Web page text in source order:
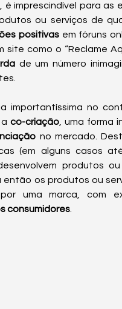
é imprescindível para as
ou serviços de
positivas em fóruns
site como o “Reclame
de um número
importantíssima no
co-criação, uma forma
no mercado.
(em alguns casos
então os produtos ou
consumidores.